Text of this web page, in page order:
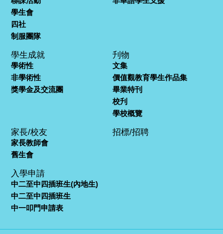
學生會
四社
制服團隊
學生成就
學術性
非學術性
獎學金及交流團
刋物
文集
價值觀教育學生作品集
畢業特刊
校刋
學校概覽
家長/校友
家長教師會
舊生會
招標/招聘
入學申請
中二至中四插班生(內地生)
中二至中四插班生
中一叩門申請表